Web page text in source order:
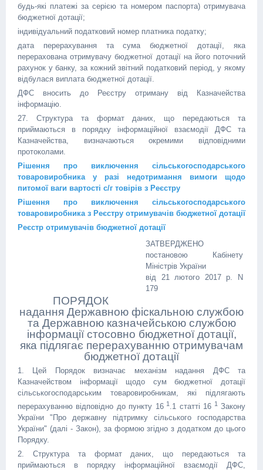
будь-які платежі за серією та номером паспорта) отримувача
бюджетної дотації;
індивідуальний податковий номер платника податку;
дата перерахування та сума бюджетної дотації, яка
перерахована отримувачу бюджетної дотації на його поточний
рахунок у банку, за кожний звітний податковий період, у якому
відбулася виплата бюджетної дотації.
ДФС вносить до Реєстру отриману від Казначейства
інформацію.
27. Структура та формат даних, що передаються та
приймаються в порядку інформаційної взаємодії ДФС та
Казначейства, визначаються окремими відповідними
протоколами.
Рішення про виключення сільськогосподарського
товаровиробника у разі недотримання вимоги щодо
питомої ваги вартості с/г товірів з Реєстру
Рішення про виключення сільськогосподарського
товаровиробника з Реєстру отримувачів бюджетної дотації
Реєстр отримувачів бюджетної дотації
ЗАТВЕРДЖЕНО
постановою Кабінету
Міністрів України
від 21 лютого 2017 р. N
179
ПОРЯДОК
надання Державною фіскальною службою
та Державною казначейською службою
інформації стосовно бюджетної дотації,
яка підлягає перерахуванню отримувачам
бюджетної дотації
1. Цей Порядок визначає механізм надання ДФС та
Казначейством інформації щодо сум бюджетної дотації
сільськогосподарським товаровиробникам, які підлягають
перерахуванню відповідно до пункту 161 .1 статті 16 1Закону
України "Про державну підтримку сільського господарства
України" (далі - Закон), за формою згідно з додатком до цього
Порядку.
2. Структура та формат даних, що передаються та
приймаються в порядку інформаційної взаємодії ДФС,